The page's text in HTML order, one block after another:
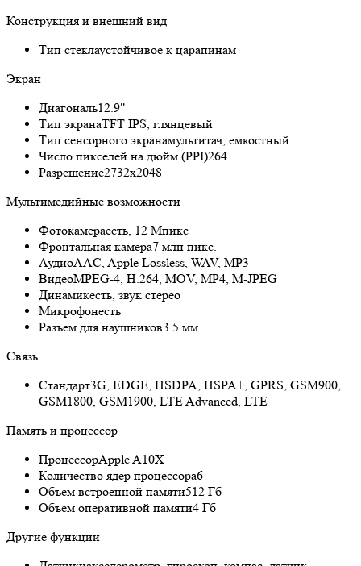
Конструкция и внешний вид
Тип стеклаустойчивое к царапинам
Экран
Диагональ12.9"
Тип экранаTFT IPS, глянцевый
Тип сенсорного экранамультитач, емкостный
Число пикселей на дюйм (PPI)264
Разрешение2732x2048
Мультимедийные возможности
Фотокамераесть, 12 Мпикс
Фронтальная камера7 млн пикс.
АудиоAAC, Apple Lossless, WAV, MP3
ВидеоMPEG-4, H.264, MOV, MP4, M-JPEG
Динамикесть, звук стерео
Микрофонесть
Разъем для наушников3.5 мм
Связь
Стандарт3G, EDGE, HSDPA, HSPA+, GPRS, GSM900,
GSM1800, GSM1900, LTE Advanced, LTE
Память и процессор
ПроцессорApple A10X
Количество ядер процессора6
Объем встроенной памяти512 Гб
Объем оперативной памяти4 Гб
Другие функции